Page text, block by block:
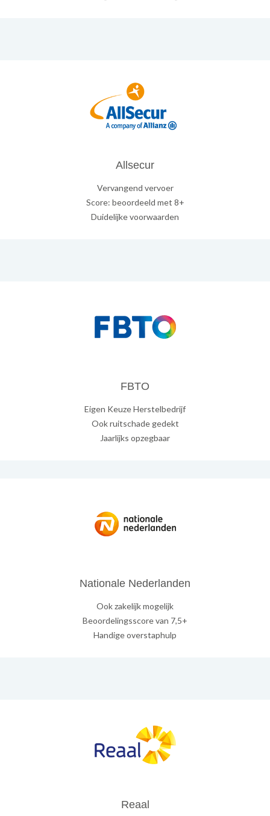
Allsecur
Vervangend vervoer
Score: beoordeeld met 8+
Duidelijke voorwaarden
FBTO
Eigen Keuze Herstelbedrijf
Ook ruitschade gedekt
Jaarlijks opzegbaar
Nationale Nederlanden
Ook zakelijk mogelijk
Beoordelingsscore van 7,5+
Handige overstaphulp
Reaal